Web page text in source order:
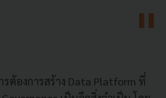
ต้องการสร้าง Data Platform ที่